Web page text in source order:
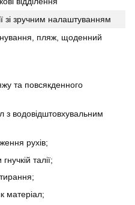
зі зручним налаштуванням
пляж, щоденний
та повсякденного
з водовідштовхувальним
рухів;
талії;
матеріал;